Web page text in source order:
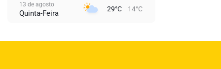
13 de agosto
Quinta-Feira 29°C 14°C